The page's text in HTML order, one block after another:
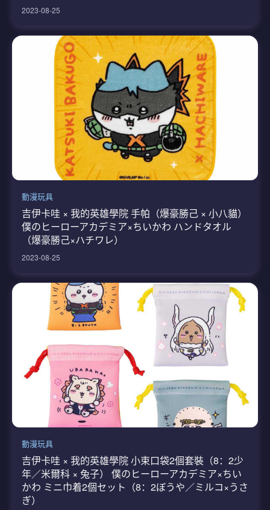
2023-08-25
動漫玩具
吉伊卡哇 × 我的英雄學院 手帕（爆豪勝己 × 小八貓）
僕のヒーローアカデミア×ちいかわ ハンドタオル
（爆豪勝己×ハチワレ）
2023-08-25
動漫玩具
吉伊卡哇 × 我的英雄學院 小束口袋2個套裝（8：2少
年／米爾科 × 兔子） 僕のヒーローアカデミア×ちい
かわ ミニ巾着2個セット（8：2ぼうや／ミルコ×うさ
ぎ）